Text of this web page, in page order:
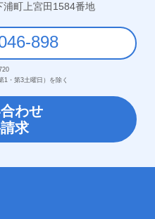
町上宮田1584番地
898
わせ
求
・第3土曜日）を除く